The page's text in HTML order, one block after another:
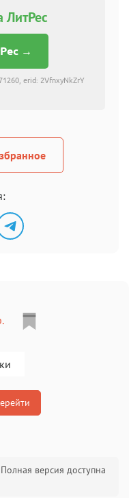
ЛитРес
→
erid: 2VfnxyNkZrY
версия доступна